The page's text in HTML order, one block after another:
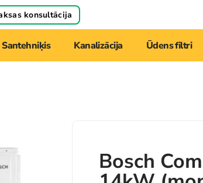
konsultācija
Santehniķis Kanalizācija Ūdens filtri
Bosch